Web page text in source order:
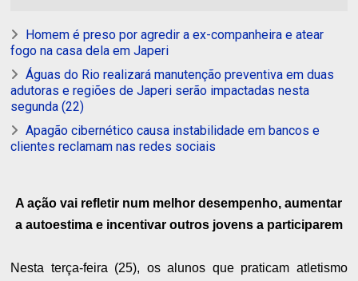
Homem é preso por agredir a ex-companheira e atear
fogo na casa dela em Japeri
Águas do Rio realizará manutenção preventiva em duas
adutoras e regiões de Japeri serão impactadas nesta
segunda (22)
Apagão cibernético causa instabilidade em bancos e
clientes reclamam nas redes sociais
A ação vai refletir num melhor desempenho, aumentar
a autoestima e incentivar outros jovens a participarem
Nesta terça-feira (25), os alunos que praticam atletismo